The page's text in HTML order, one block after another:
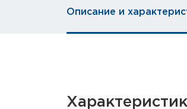
Описание и